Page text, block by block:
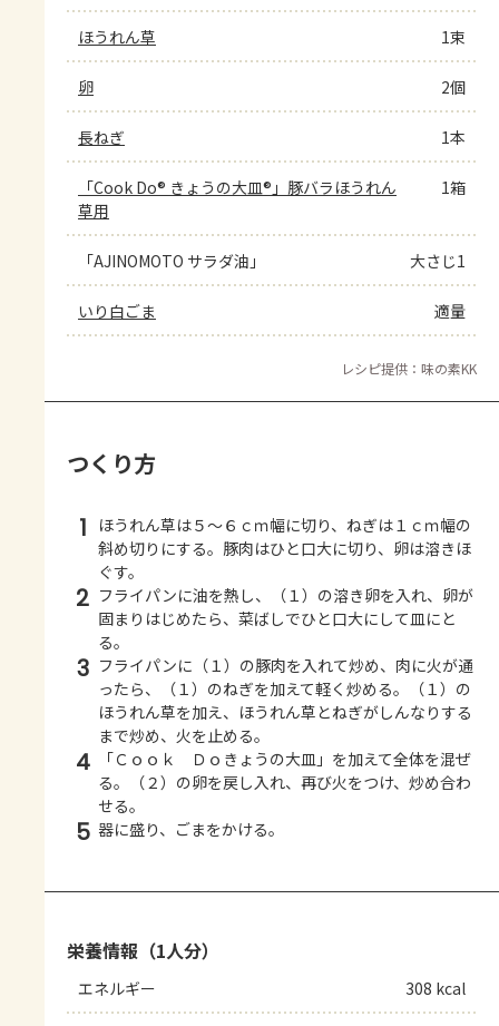
ほうれん草 1束
卵 2個
長ねぎ 1本
「Cook Do® きょうの大皿®」豚バラほうれん
草用
1箱
「AJINOMOTO サラダ油」 大さじ1
いり白ごま 適量
レシピ提供：味の素KK
つくり方
1
ほうれん草は５～６ｃｍ幅に切り、ねぎは１ｃｍ幅の
斜め切りにする。豚肉はひと口大に切り、卵は溶きほ
ぐす。
2 フライパンに油を熱し、（１）の溶き卵を入れ、卵が
固まりはじめたら、菜ばしでひと口大にして皿にと
る。
3 フライパンに（１）の豚肉を入れて炒め、肉に火が通
ったら、（１）のねぎを加えて軽く炒める。（１）の
ほうれん草を加え、ほうれん草とねぎがしんなりする
まで炒め、火を止める。
4
「Ｃｏｏｋ Ｄｏきょうの大皿」を加えて全体を混ぜ
る。（２）の卵を戻し入れ、再び火をつけ、炒め合わ
せる。
5 器に盛り、ごまをかける。
栄養情報（1人分）
エネルギー 308 kcal